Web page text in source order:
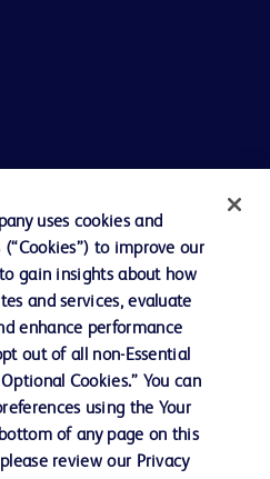
uses cookies and
to improve our
gain insights about how
and services, evaluate
enhance performance
out of all non-Essential
Cookies.” You can
using the Your
of any page on this
review our Privacy